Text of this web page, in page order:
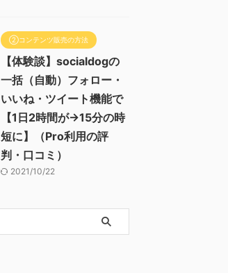
②コンテンツ販売の方法
【体験談】socialdogの
一括（自動）フォロー・
いいね・ツイート機能で
【1日2時間が→15分の時
短に】（Pro利用の評
判・口コミ）
2021/10/22